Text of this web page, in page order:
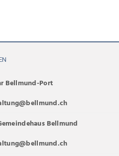
Bellmund-Port
Bellmund